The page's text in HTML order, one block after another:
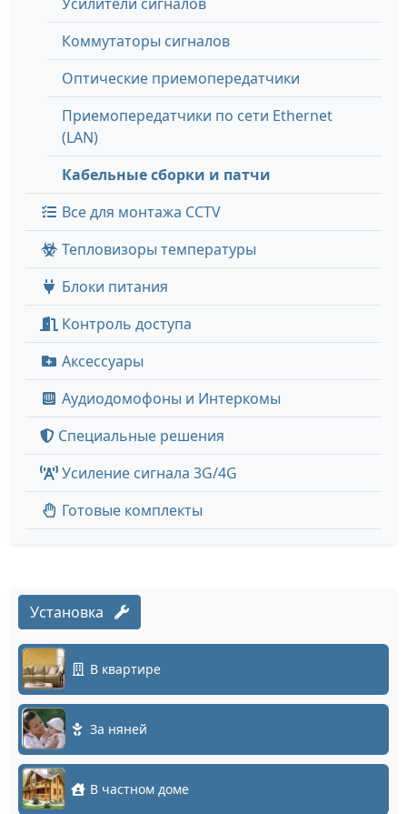
Коммутаторы сигналов
Оптические приемопередатчики
Приемопередатчики по сети Ethernet
(LAN)
Кабельные сборки и патчи
Все для монтажа CCTV
Тепловизоры температуры
Блоки питания
Контроль доступа
Аксессуары
Аудиодомофоны и Интеркомы
Специальные решения
Усиление сигнала 3G/4G
Готовые комплекты
Установка
В квартире
За няней
В частном доме